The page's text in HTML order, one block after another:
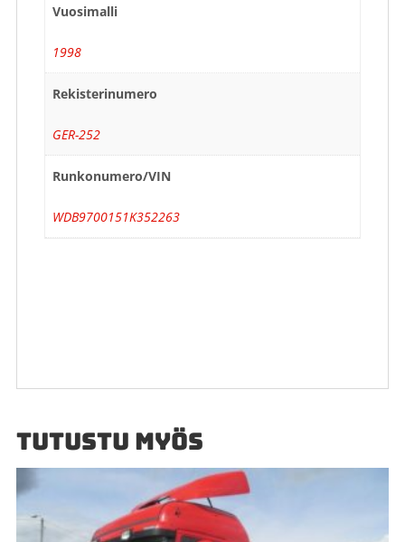
Vuosimalli
1998
Rekisterinumero
GER-252
Runkonumero/VIN
WDB9700151K352263
TUTUSTU MYÖS